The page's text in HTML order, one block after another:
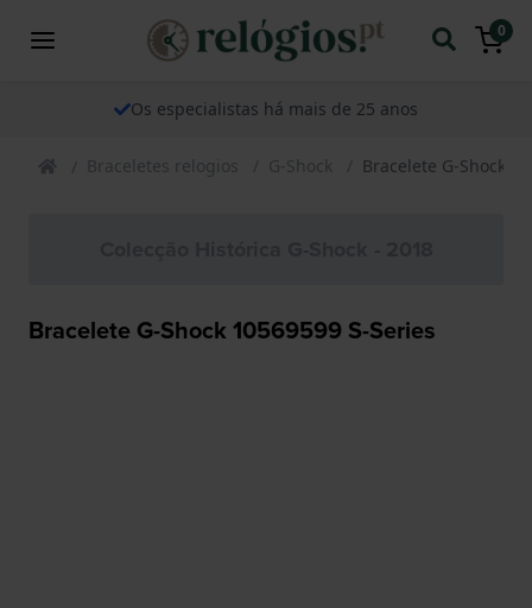
0
Os especialistas há mais de 25 anos
Braceletes relogios G-Shock Bracelete G-Shock
Bracelete G-Shock 10569599 S-Series